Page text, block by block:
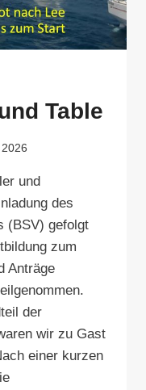
Table
und
des
(BSV) gefolgt
zum
Anträge
der
wir zu Gast
einer kurzen